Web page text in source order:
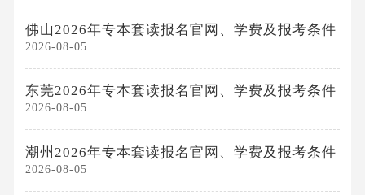
佛山2026年专本套读报名官网、学费及报考条件
2026-08-05
东莞2026年专本套读报名官网、学费及报考条件
2026-08-05
潮州2026年专本套读报名官网、学费及报考条件
2026-08-05